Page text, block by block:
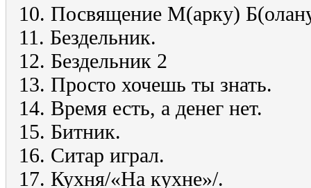
10. Посвящение М(арку)
11. Бездельник.
12. Бездельник 2
13. Просто хочешь ты знать.
14. Время есть, а денег нет.
15. Битник.
16. Ситар играл.
17. Кухня/«Hа кухне»/.